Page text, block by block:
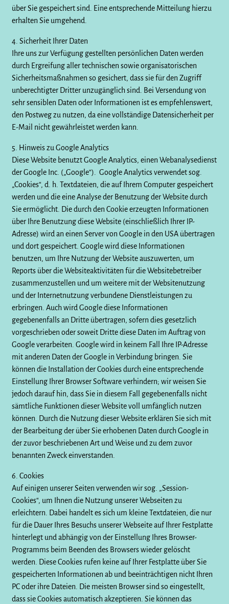
über Sie gespeichert sind. Eine entsprechende Mitteilung hierzu
erhalten Sie umgehend.
4. Sicherheit Ihrer Daten
Ihre uns zur Verfügung gestellten persönlichen Daten werden
durch Ergreifung aller technischen sowie organisatorischen
Sicherheitsmaßnahmen so gesichert, dass sie für den Zugriff
unberechtigter Dritter unzugänglich sind. Bei Versendung von
sehr sensiblen Daten oder Informationen ist es empfehlenswert,
den Postweg zu nutzen, da eine vollständige Datensicherheit per
E-Mail nicht gewährleistet werden kann.
5. Hinweis zu Google Analytics
Diese Website benutzt Google Analytics, einen Webanalysedienst
der Google Inc. („Google“). Google Analytics verwendet sog.
„Cookies“, d. h. Textdateien, die auf Ihrem Computer gespeichert
werden und die eine Analyse der Benutzung der Website durch
Sie ermöglicht. Die durch den Cookie erzeugten Informationen
über Ihre Benutzung diese Website (einschließlich Ihrer IP-
Adresse) wird an einen Server von Google in den USA übertragen
und dort gespeichert. Google wird diese Informationen
benutzen, um Ihre Nutzung der Website auszuwerten, um
Reports über die Websiteaktivitäten für die Websitebetreiber
zusammenzustellen und um weitere mit der Websitenutzung
und der Internetnutzung verbundene Dienstleistungen zu
erbringen. Auch wird Google diese Informationen
gegebenenfalls an Dritte übertragen, sofern dies gesetzlich
vorgeschrieben oder soweit Dritte diese Daten im Auftrag von
Google verarbeiten. Google wird in keinem Fall Ihre IP-Adresse
mit anderen Daten der Google in Verbindung bringen. Sie
können die Installation der Cookies durch eine entsprechende
Einstellung Ihrer Browser Software verhindern; wir weisen Sie
jedoch darauf hin, dass Sie in diesem Fall gegebenenfalls nicht
sämtliche Funktionen dieser Website voll umfänglich nutzen
können. Durch die Nutzung dieser Website erklären Sie sich mit
der Bearbeitung der über Sie erhobenen Daten durch Google in
der zuvor beschriebenen Art und Weise und zu dem zuvor
benannten Zweck einverstanden.
6. Cookies
Auf einigen unserer Seiten verwenden wir sog. „Session-
Cookies“, um Ihnen die Nutzung unserer Webseiten zu
erleichtern. Dabei handelt es sich um kleine Textdateien, die nur
für die Dauer Ihres Besuchs unserer Webseite auf Ihrer Festplatte
hinterlegt und abhängig von der Einstellung Ihres Browser-
Programms beim Beenden des Browsers wieder gelöscht
werden. Diese Cookies rufen keine auf Ihrer Festplatte über Sie
gespeicherten Informationen ab und beeinträchtigen nicht Ihren
PC oder ihre Dateien. Die meisten Browser sind so eingestellt,
dass sie Cookies automatisch akzeptieren. Sie können das